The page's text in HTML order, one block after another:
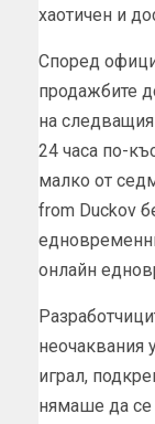
хаотичен и
Според
продажбите
на
24 часа по-
малко от
from Duckov
онлайн
неочаквания
играл,
нямаше да се